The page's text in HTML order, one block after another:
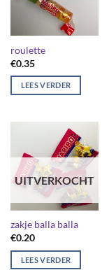
roulette
€0.35
LEES VERDER
UITVERKOCHT
zakje balla balla
€0.20
LEES VERDER